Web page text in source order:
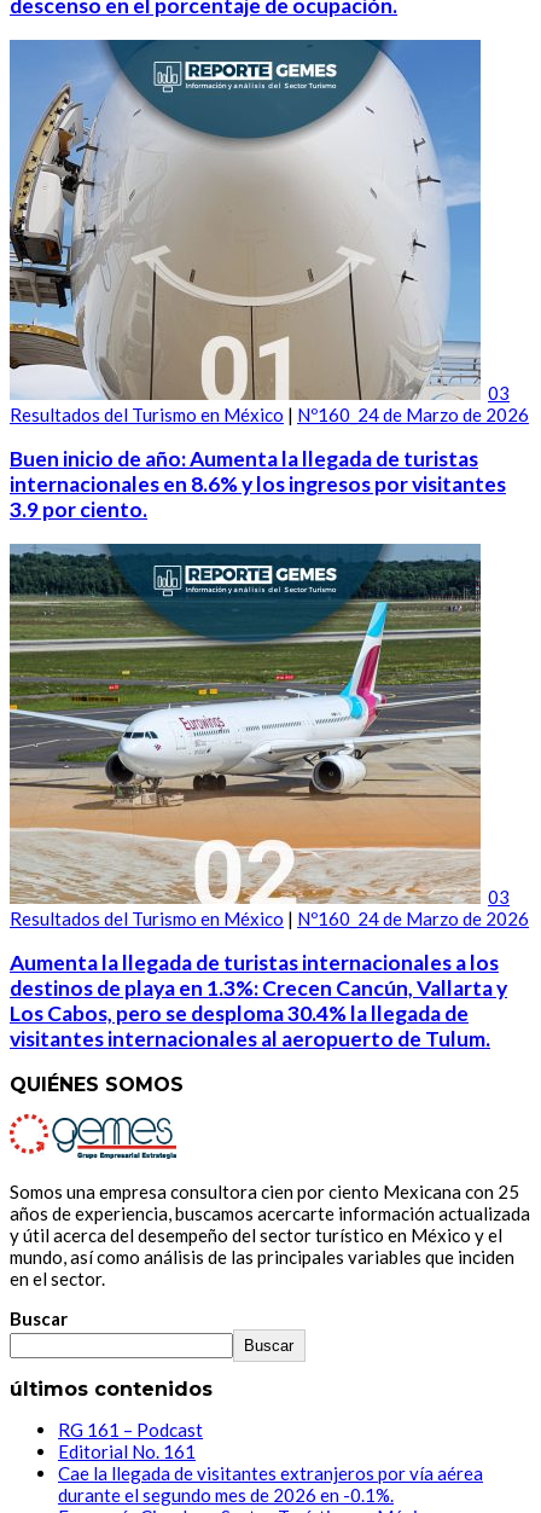
descenso en el porcentaje de ocupación.
03
Resultados del Turismo en México | Nº160_24 de Marzo de 2026
Buen inicio de año: Aumenta la llegada de turistas
internacionales en 8.6% y los ingresos por visitantes
3.9 por ciento.
03
Resultados del Turismo en México | Nº160_24 de Marzo de 2026
Aumenta la llegada de turistas internacionales a los
destinos de playa en 1.3%: Crecen Cancún, Vallarta y
Los Cabos, pero se desploma 30.4% la llegada de
visitantes internacionales al aeropuerto de Tulum.
QUIÉNES SOMOS
Somos una empresa consultora cien por ciento Mexicana con 25
años de experiencia, buscamos acercarte información actualizada
y útil acerca del desempeño del sector turístico en México y el
mundo, así como análisis de las principales variables que inciden
en el sector.
Buscar
Buscar
últimos contenidos
RG 161 – Podcast
Editorial No. 161
Cae la llegada de visitantes extranjeros por vía aérea
durante el segundo mes de 2026 en -0.1%.